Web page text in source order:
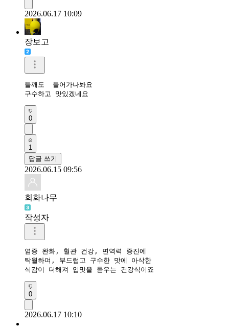
2026.06.17 10:09
장보고
들깨도  들어가나봐요
구수하고 맛있겠네요
0
1
답글 쓰기
2026.06.15 09:56
회화나무
작성자
염증 완화, 혈관 건강, 면역력 증진에
탁월하며, 부드럽고 구수한 맛에 아삭한
식감이 더해져 입맛을 돋우는 건강식이죠
0
2026.06.17 10:10